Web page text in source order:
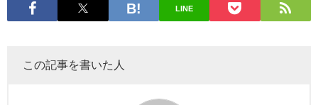
LINE
この記事を書いた人